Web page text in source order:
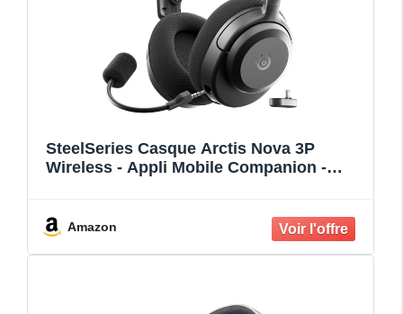
SteelSeries Casque Arctis Nova 3P
Wireless - Appli Mobile Companion -
détachable - PS5, PS4, PC, Switch,
Amazon